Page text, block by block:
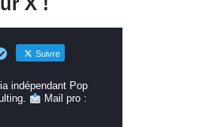
Suivre
indépendant Pop
Mail pro :